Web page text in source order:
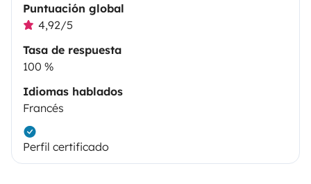
Puntuación global
4,92/5
Tasa de respuesta
100 %
Idiomas hablados
Francés
Perfil certificado